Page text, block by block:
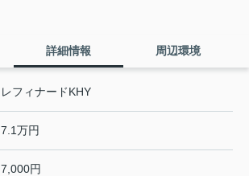
詳細情報 周辺環境
レフィナードKHY
7.1万円
7,000円